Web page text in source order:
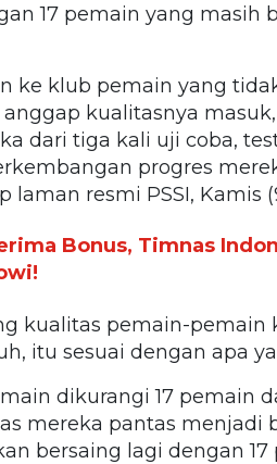
17 pemain yang masih
ke klub pemain yang
kualitasnya
dari tiga kali uji coba,
progres
laman resmi PSSI, Kamis
Bonus, Timnas
kualitas pemain-pemain
itu sesuai dengan apa
dikurangi 17 pemain
mereka pantas menjadi
bersaing lagi dengan